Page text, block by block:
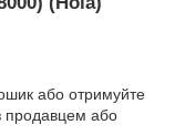
або отримуйте
продавцем або